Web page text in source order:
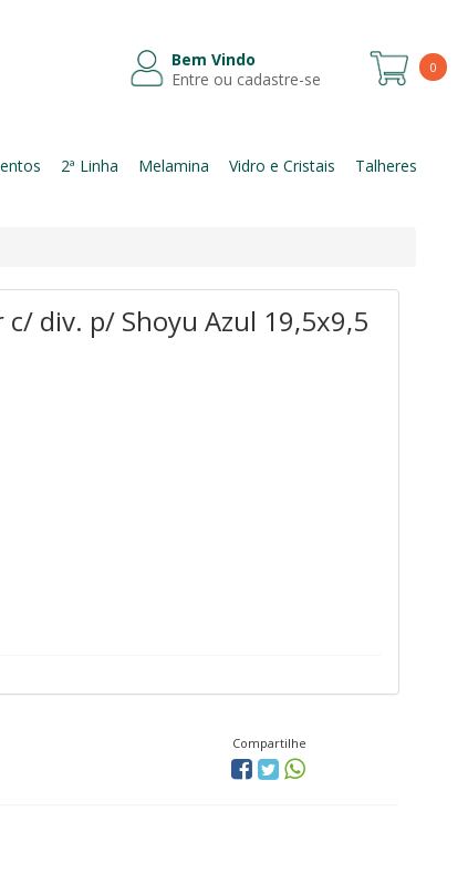
0
Bem Vindo
Entre ou cadastre-se
2ª Linha Melamina Vidro e Cristais Talheres
div. p/ Shoyu Azul 19,5x9,5
Compartilhe